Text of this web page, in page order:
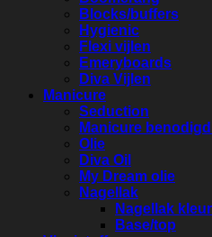
Blocks/buffers
Hygienic
Flexi vijlen
Emeryboards
Diva Vijlen
Manicure
Seduction
Manicure
Olie
Diva Oil
My Dream olie
Nagellak
Nagellak
Base/top